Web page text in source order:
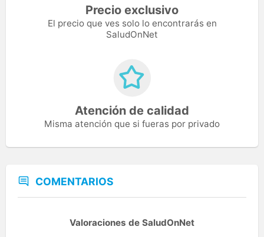
Precio exclusivo
El precio que ves solo lo encontrarás en
SaludOnNet
Atención de calidad
Misma atención que si fueras por privado
COMENTARIOS
Valoraciones de SaludOnNet